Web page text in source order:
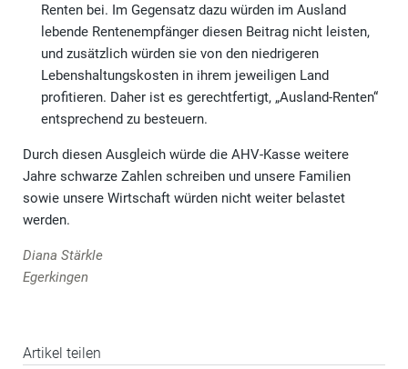
Renten bei. Im Gegensatz dazu würden im Ausland
lebende Rentenempfänger diesen Beitrag nicht leisten,
und zusätzlich würden sie von den niedrigeren
Lebenshaltungskosten in ihrem jeweiligen Land
profitieren. Daher ist es gerechtfertigt, „Ausland-Renten“
entsprechend zu besteuern.
Durch diesen Ausgleich würde die AHV-Kasse weitere
Jahre schwarze Zahlen schreiben und unsere Familien
sowie unsere Wirtschaft würden nicht weiter belastet
werden.
Diana Stärkle
Egerkingen
Artikel teilen